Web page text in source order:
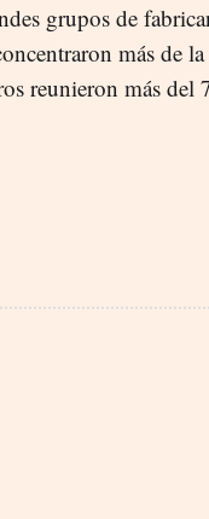
grupos de
más de
reunieron más del